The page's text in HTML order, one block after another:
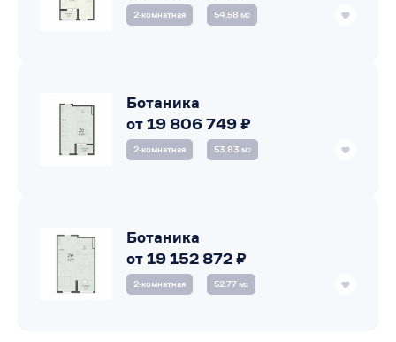
2‑комнатная 54.58 м2
Ботаника
от 19 806 749 ₽
2‑комнатная 53.83 м2
Ботаника
от 19 152 872 ₽
2‑комнатная 52.77 м2